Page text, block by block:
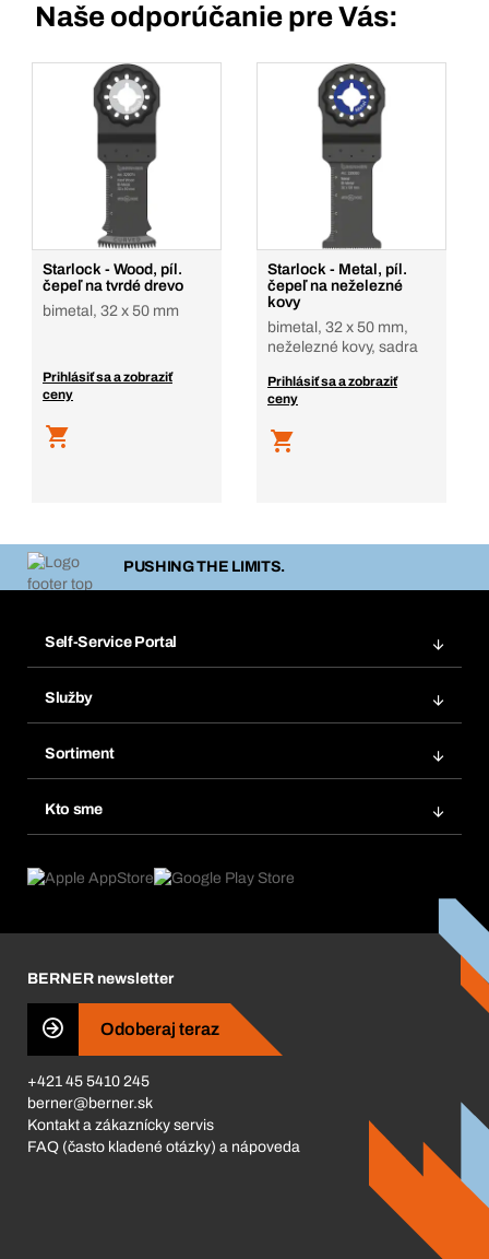
Naše odporúčanie pre Vás:
Starlock - Wood, píl.
čepeľ na tvrdé drevo
bimetal, 32 x 50 mm
Prihlásiť sa a zobraziť
ceny
Starlock - Metal, píl.
čepeľ na neželezné
kovy
bimetal, 32 x 50 mm,
neželezné kovy, sadra
Prihlásiť sa a zobraziť
ceny
PUSHING THE LIMITS.
Self-Service Portal
Obľúbené
Opakované objednávky
Predplatné
Služby
Chemická databáza
eProcurement
Produktový poradca
Sortiment
Kto sme
Čo nás poháňa
Business Conduct
BERNER newsletter
Odoberaj teraz
+421 45 5410 245
berner@berner.sk
Kontakt a zákaznícky servis
FAQ (často kladené otázky) a nápoveda